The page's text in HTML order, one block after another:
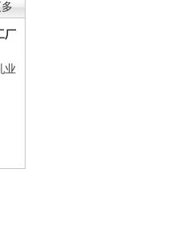
厂
业